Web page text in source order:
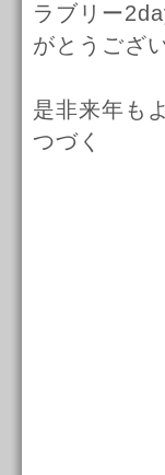
ラブリー
がとうござ
是非来年も
つづく